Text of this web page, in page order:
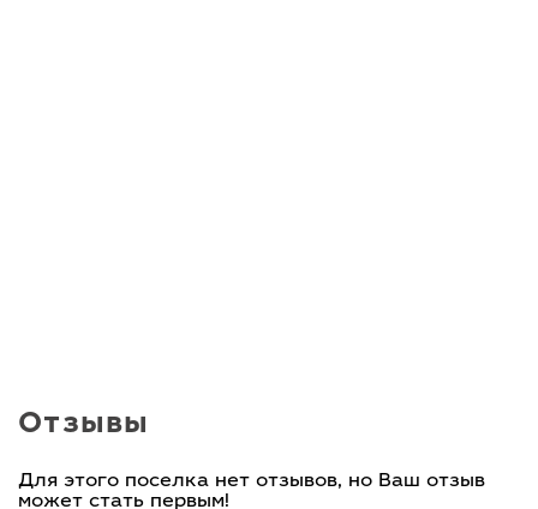
Отзывы
Для этого поселка нет отзывов, но Ваш отзыв
может стать первым!